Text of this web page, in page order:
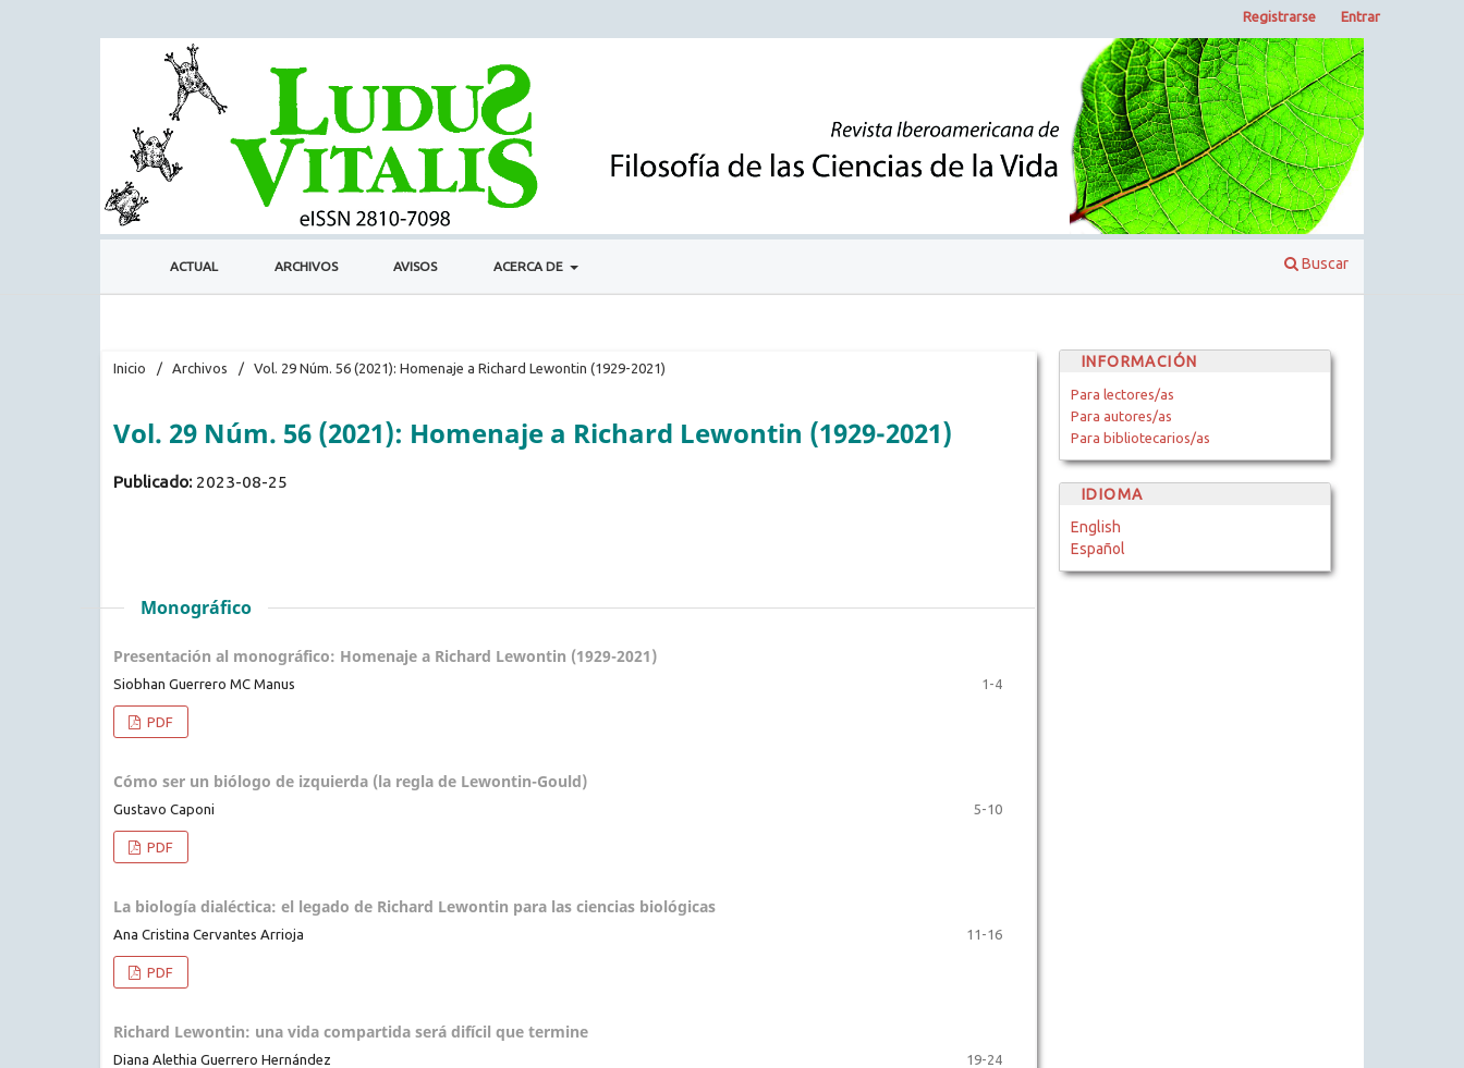
ACTUAL ARCHIVOS AVISOS ACERCA DE Buscar
Registrarse Entrar
Inicio / Archivos / Vol. 29 Núm. 56 (2021): Homenaje a Richard Lewontin (1929-2021)
Vol. 29 Núm. 56 (2021): Homenaje a Richard Lewontin (1929-2021)
Publicado: 2023-08-25
Monográfico
Presentación al monográfico: Homenaje a Richard Lewontin (1929-2021)
Siobhan Guerrero MC Manus 1-4
PDF
Cómo ser un biólogo de izquierda (la regla de Lewontin-Gould)
Gustavo Caponi 5-10
PDF
La biología dialéctica: el legado de Richard Lewontin para las ciencias biológicas
Ana Cristina Cervantes Arrioja 11-16
PDF
Richard Lewontin: una vida compartida será difícil que termine
Diana Alethia Guerrero Hernández 19-24
INFORMACIÓN
Para lectores/as
Para autores/as
Para bibliotecarios/as
IDIOMA
English
Español